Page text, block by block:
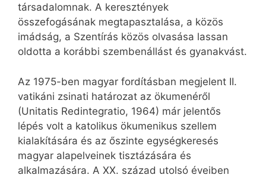
társadalomnak. A keresztények
összefogásának megtapasztalása, a közös
imádság, a Szentírás közös olvasása lassan
oldotta a korábbi szembenállást és gyanakvást.
Az 1975-ben magyar fordításban megjelent II.
vatikáni zsinati határozat az ökumenéről
(Unitatis Redintegratio, 1964) már jelentős
lépés volt a katolikus ökumenikus szellem
kialakítására és az őszinte egységkeresés
magyar alapelveinek tisztázására és
alkalmazására. A XX. század utolsó éveiben